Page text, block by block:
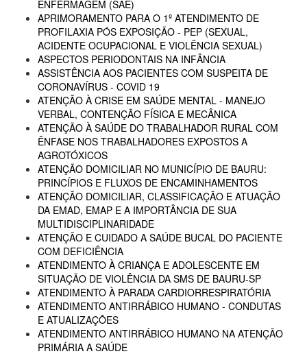
ENFERMAGEM (SAE)
APRIMORAMENTO PARA O 1º ATENDIMENTO DE
PROFILAXIA PÓS EXPOSIÇÃO - PEP (SEXUAL,
ACIDENTE OCUPACIONAL E VIOLÊNCIA SEXUAL)
ASPECTOS PERIODONTAIS NA INFÂNCIA
ASSISTÊNCIA AOS PACIENTES COM SUSPEITA DE
CORONAVÍRUS - COVID 19
ATENÇÃO À CRISE EM SAÚDE MENTAL - MANEJO
VERBAL, CONTENÇÃO FÍSICA E MECÂNICA
ATENÇÃO À SAÚDE DO TRABALHADOR RURAL COM
ÊNFASE NOS TRABALHADORES EXPOSTOS A
AGROTÓXICOS
ATENÇÃO DOMICILIAR NO MUNICÍPIO DE BAURU:
PRINCÍPIOS E FLUXOS DE ENCAMINHAMENTOS
ATENÇÃO DOMICILIAR, CLASSIFICAÇÃO E ATUAÇÃO
DA EMAD, EMAP E A IMPORTÂNCIA DE SUA
MULTIDISCIPLINARIDADE
ATENÇÃO E CUIDADO A SAÚDE BUCAL DO PACIENTE
COM DEFICIÊNCIA
ATENDIMENTO À CRIANÇA E ADOLESCENTE EM
SITUAÇÃO DE VIOLÊNCIA DA SMS DE BAURU-SP
ATENDIMENTO À PARADA CARDIORRESPIRATÓRIA
ATENDIMENTO ANTIRRÁBICO HUMANO - CONDUTAS
E ATUALIZAÇÕES
ATENDIMENTO ANTIRRÁBICO HUMANO NA ATENÇÃO
PRIMÁRIA A SAÚDE